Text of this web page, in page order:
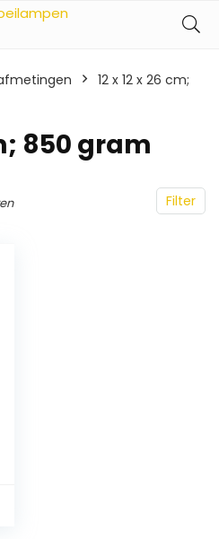
‎12 x 12 x 26 cm;
850 gram
Filter